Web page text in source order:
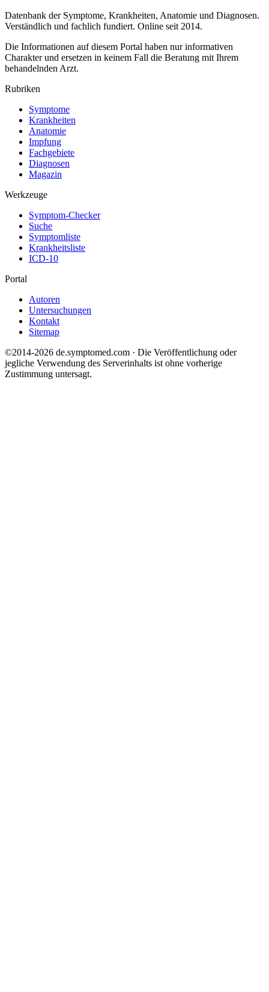
Datenbank der Symptome, Krankheiten, Anatomie und Diagnosen.
Verständlich und fachlich fundiert. Online seit 2014.
Die Informationen auf diesem Portal haben nur informativen
Charakter und ersetzen in keinem Fall die Beratung mit Ihrem
behandelnden Arzt.
Rubriken
Symptome
Krankheiten
Anatomie
Impfung
Fachgebiete
Diagnosen
Magazin
Werkzeuge
Symptom-Checker
Suche
Symptomliste
Krankheitsliste
ICD-10
Portal
Autoren
Untersuchungen
Kontakt
Sitemap
©2014-2026 de.symptomed.com · Die Veröffentlichung oder
jegliche Verwendung des Serverinhalts ist ohne vorherige
Zustimmung untersagt.